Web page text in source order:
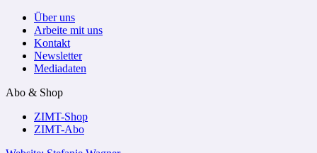
Über uns
Arbeite mit uns
Kontakt
Newsletter
Mediadaten
Abo & Shop
ZIMT-Shop
ZIMT-Abo